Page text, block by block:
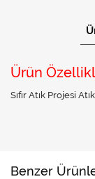
Ürün
Sıfır Atık Projesi
Benzer